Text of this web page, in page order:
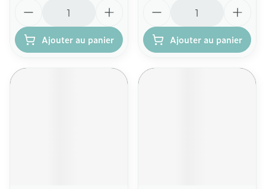
Ajouter au panier Ajouter au panier